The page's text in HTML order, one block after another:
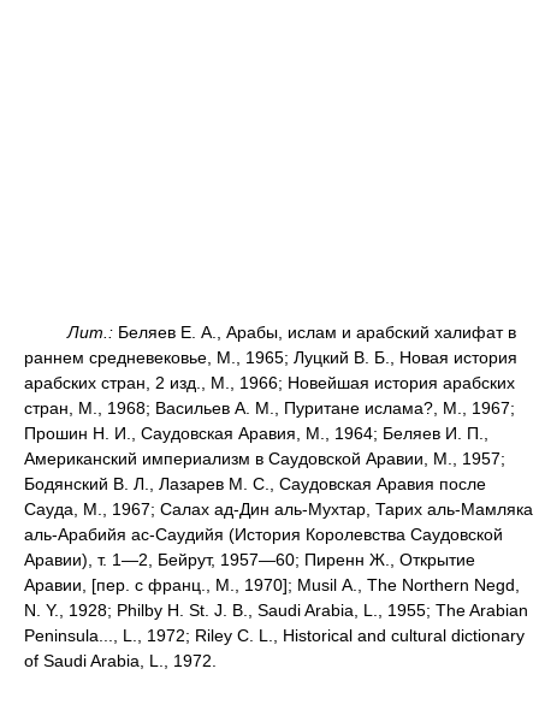
Лит.: Беляев Е. А., Арабы, ислам и арабский халифат в
раннем средневековье, М., 1965; Луцкий В. Б., Новая история
арабских стран, 2 изд., М., 1966; Новейшая история арабских
стран, М., 1968; Васильев А. М., Пуритане ислама?, М., 1967;
Прошин Н. И., Саудовская Аравия, М., 1964; Беляев И. П.,
Американский империализм в Саудовской Аравии, М., 1957;
Бодянский В. Л., Лазарев М. С., Саудовская Аравия после
Сауда, М., 1967; Салах ад-Дин аль-Мухтар, Тарих аль-Мамляка
аль-Арабийя ас-Саудийя (История Королевства Саудовской
Аравии), т. 1—2, Бейрут, 1957—60; Пиренн Ж., Открытие
Аравии, [пер. с франц., М., 1970]; Musil А., The Northern Negd,
N. Y., 1928; Philby H. St. J. B., Saudi Arabia, L., 1955; The Arabian
Peninsula..., L., 1972; Riley C. L., Historical and cultural dictionary
of Saudi Arabia, L., 1972.